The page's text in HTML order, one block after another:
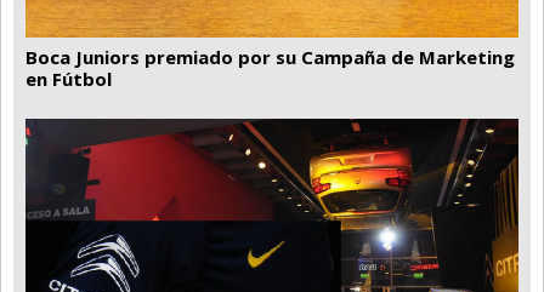
Boca Juniors premiado por su Campaña de Marketing
en Fútbol